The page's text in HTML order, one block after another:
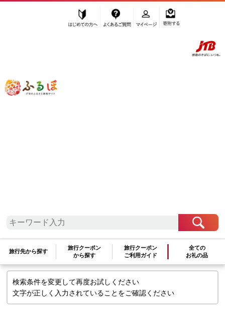
ふるぽ JTBのふるさと納税サイト
旅行先から探す
旅行クーポン
から探す
旅行クーポン
ご利用ガイド
全ての
お礼の品
「ふるさと納税」TOP
検索条件に一致するお礼の品はありま
せん
検索条件を変更して再度お試しください
文字が正しく入力されていることをご確認ください